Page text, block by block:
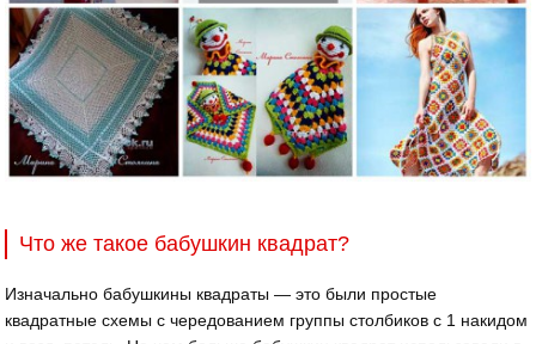
Что же такое бабушкин квадрат?
Изначально бабушкины квадраты — это были простые
квадратные схемы с чередованием группы столбиков с 1 накидом